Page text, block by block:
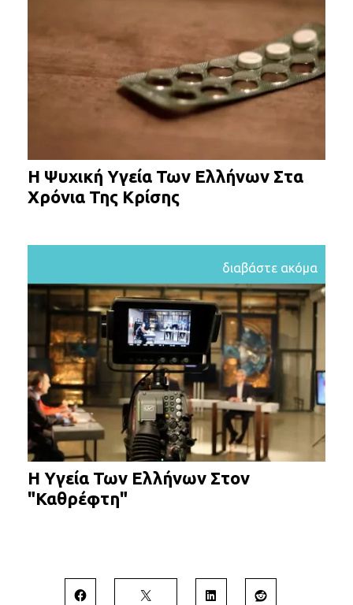
Η Ψυχική Υγεία Των Ελλήνων Στα
Χρόνια Της Κρίσης
διαβάστε ακόμα
Η Υγεία Των Ελλήνων Στον
"Καθρέφτη"